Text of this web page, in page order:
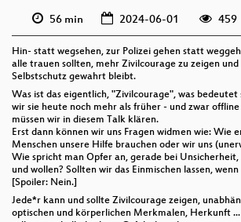
56 min 2024-06-01 459
Hin- statt wegsehen, zur Polizei gehen statt
alle trauen sollten, mehr Zivilcourage zu zeigen
Selbstschutz gewahrt bleibt.
Was ist das eigentlich, "Zivilcourage", was bedeutet
wir sie heute noch mehr als früher - und zwar offline
müssen wir in diesem Talk klären.
Erst dann können wir uns Fragen widmen wie: Wie
Menschen unsere Hilfe brauchen oder wir uns
Wie spricht man Opfer an, gerade bei
und wollen? Sollten wir das Einmischen lassen,
[Spoiler: Nein.]
Jede*r kann und sollte Zivilcourage zeigen,
optischen und körperlichen Merkmalen, Herkunft ...